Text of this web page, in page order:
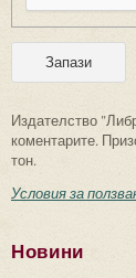
Издателство
коментарите.
тон.
Условия за
Новини